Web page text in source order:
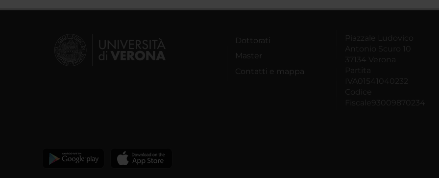
Dottorati
Master
Contatti e mappa
Piazzale Ludovico
Antonio Scuro 10
37134 Verona
Partita
IVA01541040232
Codice
Fiscale93009870234